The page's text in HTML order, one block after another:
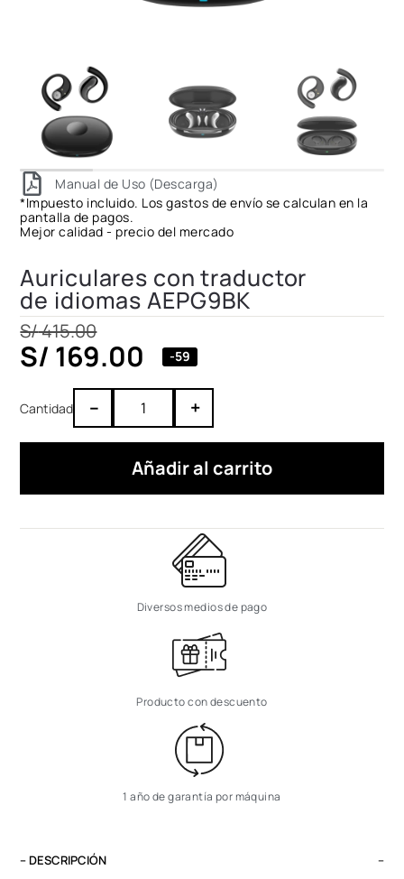
Manual de Uso (Descarga)
*Impuesto incluido. Los gastos de envío se calculan en la
pantalla de pagos.
Mejor calidad - precio del mercado
Auriculares con traductor
de idiomas AEPG9BK
S/415.00
S/ 169.00 -59
– +
Añadir al carrito
Diversos medios de pago
Producto con descuento
1 año de garantía por máquina
– DESCRIPCIÓN